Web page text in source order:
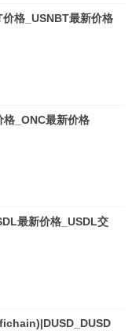
格_USNBT最新价格
_ONC最新价格
最新价格_USDL交